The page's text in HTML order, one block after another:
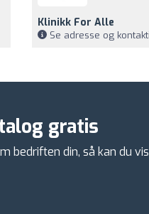
Klinikk For Alle
Se adresse og
gratis
bedriften din, så kan du